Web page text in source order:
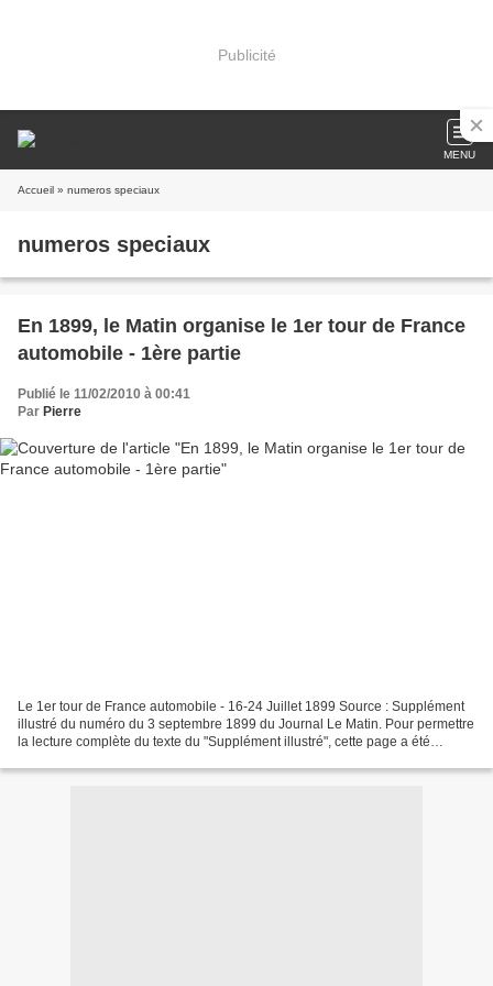
Publicité
MENU
Accueil » numeros speciaux
numeros speciaux
En 1899, le Matin organise le 1er tour de France
automobile - 1ère partie
Publié le 11/02/2010 à 00:41
Par Pierre
Le 1er tour de France automobile - 16-24 Juillet 1899 Source : Supplément
illustré du numéro du 3 septembre 1899 du Journal Le Matin. Pour permettre
la lecture complète du texte du "Supplément illustré", cette page a été